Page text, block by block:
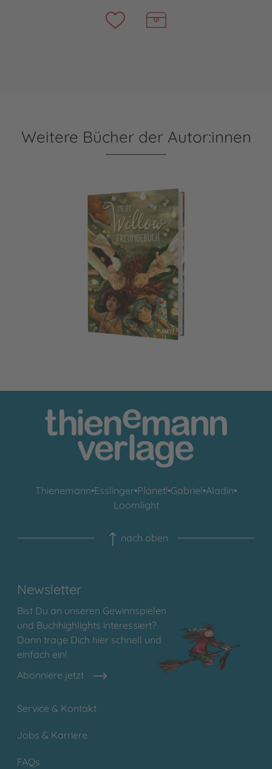
Weitere Bücher der Autor:innen
Ein Mädchen namens Willow: Mein Willow-Freundebuch
Thienemann•Esslinger•Planet!•Gabriel•Aladin•
Loomlight
nach oben
Newsletter
Bist Du an unseren Gewinnspielen
und Buchhighlights interessiert?
Dann trage Dich hier schnell und
einfach ein!
Abonniere jetzt
Service & Kontakt
Jobs & Karriere
FAQs